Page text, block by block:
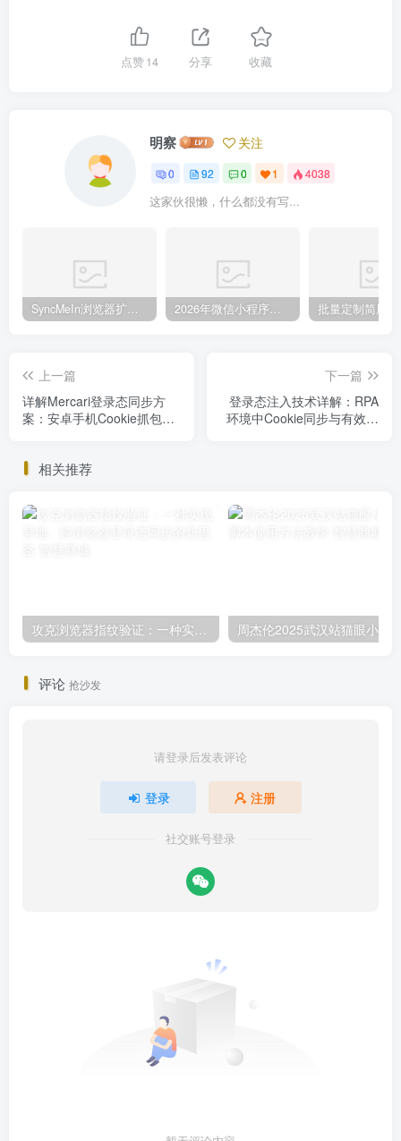
点赞14 分享 收藏
明察 关注
0 92 0 1 4038
这家伙很懒，什么都没有写...
上一篇
详解Mercari登录态同步方
案：安卓手机Cookie抓包与
下一篇
登录态注入技术详解：RPA
环境中Cookie同步与有效性
相关推荐
评论 抢沙发
请登录后发表评论
登录 注册
社交账号登录